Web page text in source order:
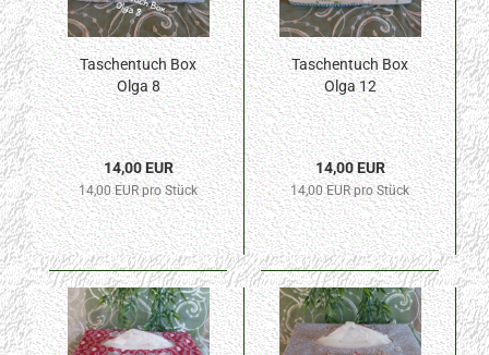
Taschentuch Box
Olga 8
14,00 EUR
14,00 EUR pro Stück
Taschentuch Box
Olga 12
14,00 EUR
14,00 EUR pro Stück